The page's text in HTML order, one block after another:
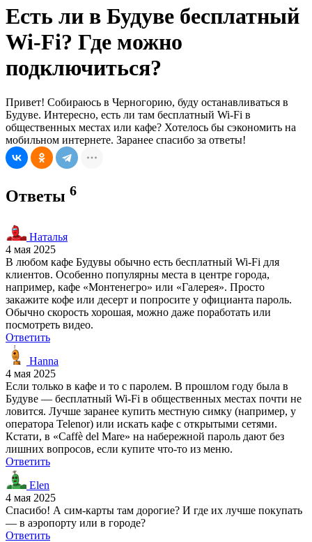
Есть ли в Будуве бесплатный
Wi-Fi? Где можно
подключиться?
Привет! Собираюсь в Черногорию, буду останавливаться в
Будуве. Интересно, есть ли там бесплатный Wi-Fi в
общественных местах или кафе? Хотелось бы сэкономить на
мобильном интернете. Заранее спасибо за ответы!
Ответы 6
Наталья
4 мая 2025
В любом кафе Будувы обычно есть бесплатный Wi-Fi для
клиентов. Особенно популярны места в центре города,
например, кафе «Монтенегро» или «Галерея». Просто
закажите кофе или десерт и попросите у официанта пароль.
Обычно скорость хорошая, можно даже поработать или
посмотреть видео.
Ответить
Hanna
4 мая 2025
Если только в кафе и то с паролем. В прошлом году была в
Будуве — бесплатный Wi-Fi в общественных местах почти не
ловится. Лучше заранее купить местную симку (например, у
оператора Telenor) или искать кафе с открытыми сетями.
Кстати, в «Caffè del Mare» на набережной пароль дают без
лишних вопросов, если купите что-то из меню.
Ответить
Elen
4 мая 2025
Спасибо! А сим-карты там дорогие? И где их лучше покупать
— в аэропорту или в городе?
Ответить